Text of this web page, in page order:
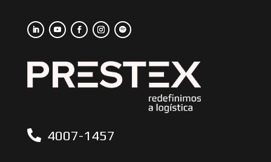
4007-1457